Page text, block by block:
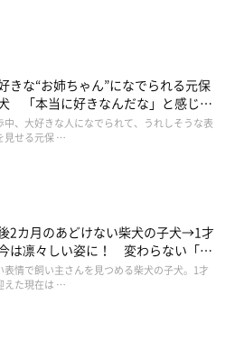
ませんね〜」
きな“お姉ちゃん”になでられる元保
「本当に好きなんだな」と感じる
にほっこり
中、大好きな人になでられて、うれしそうな表
見せる元保 …
2カ月のあどけない柴犬の子犬→1才
は凛々しい姿に！ 変わらない「く
りおめめ」にもほっこり
表情で飼い主さんを見つめる柴犬の子犬。1才
えた現在は …